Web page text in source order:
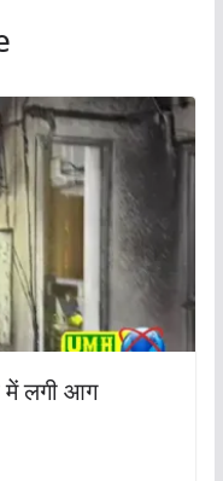
में लगी आग